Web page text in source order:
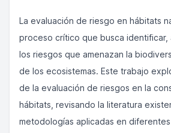
La evaluación de riesgo en hábitats
proceso crítico que busca identificar,
los riesgos que amenazan la
de los ecosistemas. Este trabajo
de la evaluación de riesgos en la
hábitats, revisando la literatura
metodologías aplicadas en